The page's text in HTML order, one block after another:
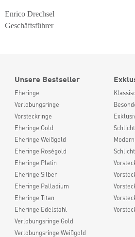
Enrico Drechsel
Geschäftsführer
Unsere Bestseller
Eheringe
Verlobungsringe
Vorsteckringe
Eheringe Gold
Eheringe Weißgold
Eheringe Roségold
Eheringe Platin
Eheringe Silber
Eheringe Palladium
Eheringe Titan
Eheringe Edelstahl
Verlobungsringe Gold
Verlobungsringe Weißgold